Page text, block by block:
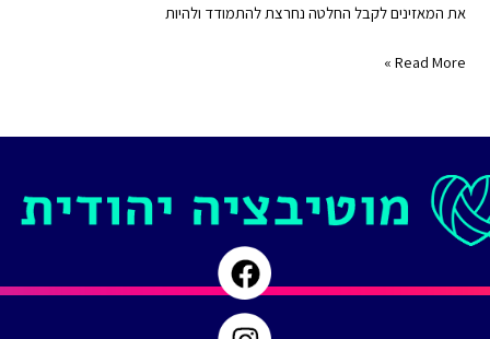
את המאזינים לקבל החלטה נחרצת להתמודד ולהיות
האמת
לצאת
|
פרק
#
|
Read More »